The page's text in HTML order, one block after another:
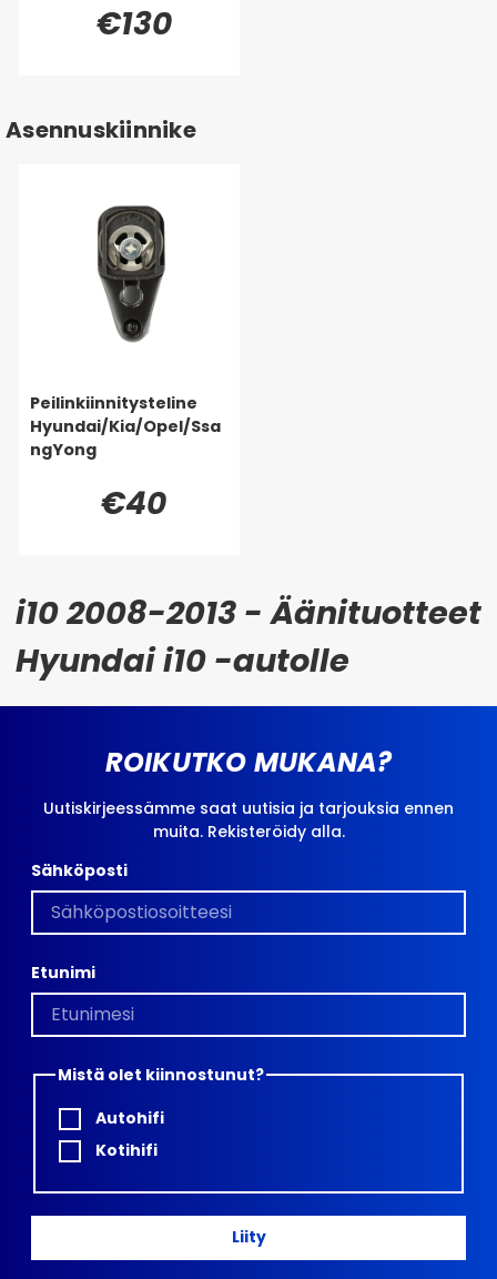
€130
Asennuskiinnike
Peilinkiinnitysteline
Hyundai/Kia/Opel/Ssa
ngYong
€40
i10 2008-2013 - Äänituotteet
Hyundai i10 -autolle
ROIKUTKO MUKANA?
Uutiskirjeessämme saat uutisia ja tarjouksia ennen
muita. Rekisteröidy alla.
Sähköposti
Etunimi
Mistä olet kiinnostunut?
Autohifi
Kotihifi
Liity